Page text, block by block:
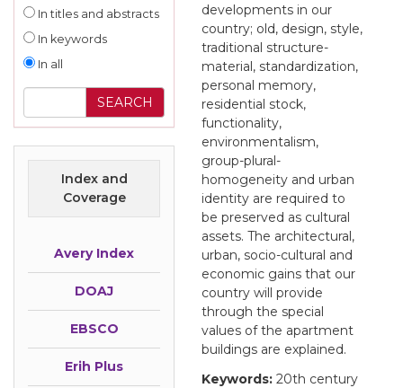
In titles and abstracts
In keywords
In all
Index and
Coverage
Avery Index
DOAJ
EBSCO
Erih Plus
developments in our
country; old, design, style,
traditional structure-
material, standardization,
personal memory,
residential stock,
functionality,
environmentalism,
group-plural-
homogeneity and urban
identity are required to
be preserved as cultural
assets. The architectural,
urban, socio-cultural and
economic gains that our
country will provide
through the special
values of the apartment
buildings are explained.
Keywords: 20th century